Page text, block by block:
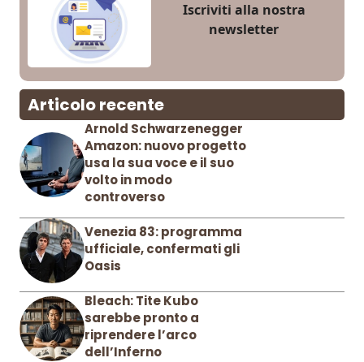
Iscriviti alla nostra
newsletter
Articolo recente
Arnold Schwarzenegger
Amazon: nuovo progetto
usa la sua voce e il suo
volto in modo
controverso
Venezia 83: programma
ufficiale, confermati gli
Oasis
Bleach: Tite Kubo
sarebbe pronto a
riprendere l’arco
dell’Inferno